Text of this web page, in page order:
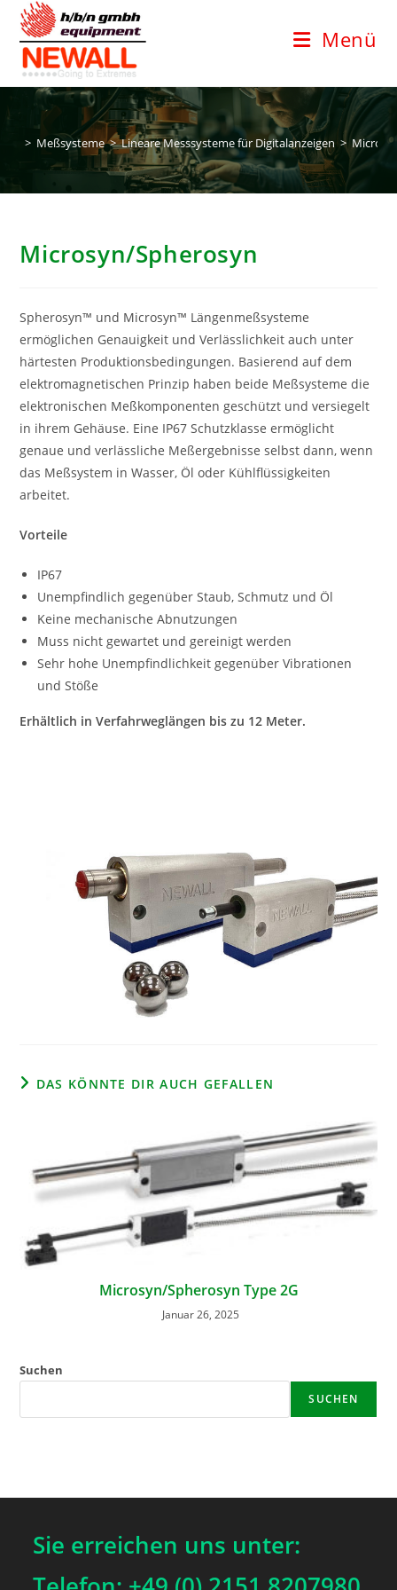
Zum
Inhalt
springen
Menü
> Meßsysteme > Lineare Messsysteme für Digitalanzeigen >
Microsyn/Spherosyn
Spherosyn™ und Microsyn™ Längenmeßsysteme
ermöglichen Genauigkeit und Verlässlichkeit auch unter
härtesten Produktionsbedingungen. Basierend auf dem
elektromagnetischen Prinzip haben beide Meßsysteme die
elektronischen Meßkomponenten geschützt und versiegelt
in ihrem Gehäuse. Eine IP67 Schutzklasse ermöglicht
genaue und verlässliche Meßergebnisse selbst dann, wenn
das Meßsystem in Wasser, Öl oder Kühlflüssigkeiten
arbeitet.
Vorteile
IP67
Unempfindlich gegenüber Staub, Schmutz und Öl
Keine mechanische Abnutzungen
Muss nicht gewartet und gereinigt werden
Sehr hohe Unempfindlichkeit gegenüber Vibrationen
und Stöße
Erhältlich in Verfahrweglängen bis zu 12 Meter.
DAS KÖNNTE DIR AUCH GEFALLEN
Microsyn/Spherosyn Type 2G
Januar 26, 2025
Suchen
SUCHEN
Sie erreichen uns unter: